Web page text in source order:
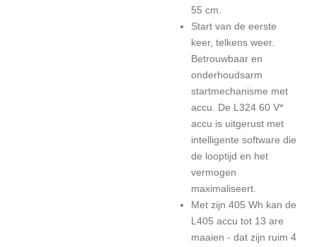
55 cm.
Start van de eerste
keer, telkens weer.
Betrouwbaar en
onderhoudsarm
startmechanisme met
accu. De L324 60 V*
accu is uitgerust met
intelligente software die
de looptijd en het
vermogen
maximaliseert.
Met zijn 405 Wh kan de
L405 accu tot 13 are
maaien - dat zijn ruim 4